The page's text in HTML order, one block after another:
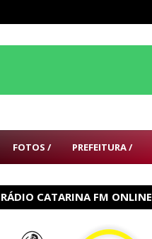
FOTOS / PREFEITURA /
RÁDIO CATARINA FM